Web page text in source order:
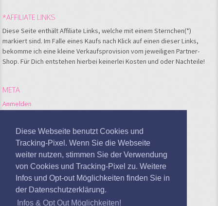
Diese Webseite benutzt Cookies und
Tracking-Pixel. Wenn Sie die Webseite
weiter nutzen, stimmen Sie der Verwendung
von Cookies und Tracking-Pixel zu. Weitere
Infos und Opt-out Möglichkeiten finden Sie in
der Datenschutzerklärung.
Infos & Opt Out Möglichkeiten!
*AFFILIATE LINKS
Diese Seite enthält Affiliate Links, welche mit einem Sternchen(*)
markiert sind. Im Falle eines Kaufs nach Klick auf einen dieser Links,
bekomme ich eine kleine Verkaufsprovision vom jeweiligen Partner-
Shop. Für Dich entstehen hierbei keinerlei Kosten und oder Nachteile!
META
Anmelden
Kommentare-Feed
Google Analytics deaktivieren